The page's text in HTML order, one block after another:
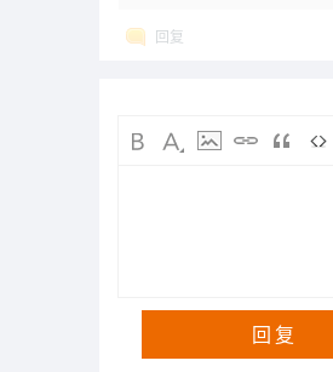
回复
回复